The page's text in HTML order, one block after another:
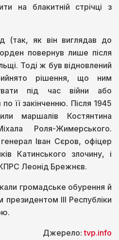
на блакитній стрічці з
(так, як він виглядав до
орден повернув лише після
Тоді ж був відновлений
рішення, що ним
під час війни або
її закінченню. Після 1945
маршалів Костянтина
Роля-Жимерського.
Іван Сєров, офіцер
Катинського злочину, і
Леонід Брежнєв.
громадське обурення й
ІІІ Республіки
Джерело:tvp.info